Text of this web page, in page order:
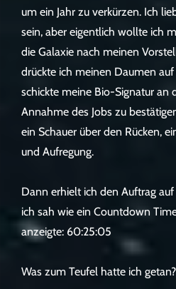
um ein Jahr zu verkürzen. Ich
sein, aber eigentlich wollte ich
die Galaxie nach meinen
drückte ich meinen Daumen
schickte meine Bio-Signatur an
Annahme des Jobs zu
ein Schauer über den Rücken,
und Aufregung.
Dann erhielt ich den Auftrag
ich sah wie ein Countdown
anzeigte: 60:25:05
Was zum Teufel hatte ich getan?